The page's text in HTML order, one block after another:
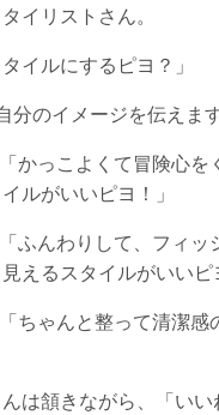
イリストさん。
イルにするピヨ？」
分のイメージを伝えます
かっこよくて冒険心を
ルがいいピヨ！」
ふんわりして、フィ
えるスタイルがいいピ
ちゃんと整って清潔
は頷きながら、「い